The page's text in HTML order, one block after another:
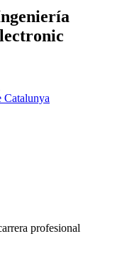
Catalunya
profesional